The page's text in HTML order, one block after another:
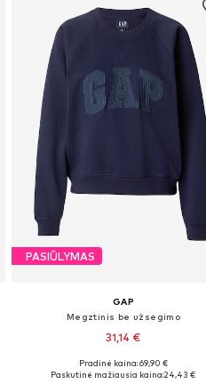
PASIŪLYMAS
GAP
Megztinis be užsegimo
31,14 €
+3
Galimi dydžiai: XS, S, M, L, XL, XXL
Pradinė kaina: 69,90 €
Paskutinė mažiausia kaina:24,43 €